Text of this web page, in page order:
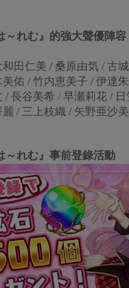
～れむ』的強大聲優陣容
田仁美 / 桑原由気 / 古
佑 / 竹内恵美子 / 伊達
/ 長谷美希 / 早瀬莉花 /
/ 三上枝織 / 矢野亜沙
～れむ』事前登錄活動